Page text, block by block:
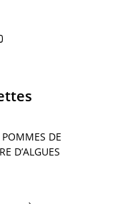
DE
D’ALGUES